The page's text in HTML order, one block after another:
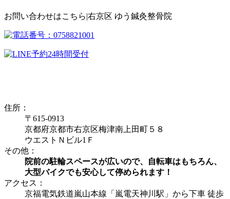
お問い合わせはこちら|右京区 ゆう鍼灸整骨院
住所：
〒615-0913
京都府京都市右京区梅津南上田町５８
ウエストＮビル1Ｆ
その他：
院前の駐輪スペースが広いので、自転車はもちろん、
大型バイクでも安心して停められます！
アクセス：
京福電気鉄道嵐山本線「嵐電天神川駅」から下車 徒歩